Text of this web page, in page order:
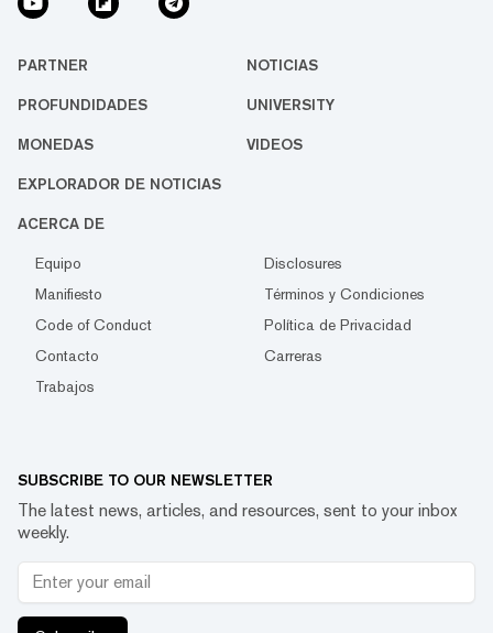
PARTNER NOTICIAS
PROFUNDIDADES UNIVERSITY
MONEDAS VIDEOS
EXPLORADOR DE NOTICIAS
ACERCA DE
Equipo
Disclosures
Manifiesto
Términos y Condiciones
Code of Conduct
Política de Privacidad
Contacto
Carreras
Trabajos
SUBSCRIBE TO OUR NEWSLETTER
The latest news, articles, and resources, sent to your inbox
weekly.